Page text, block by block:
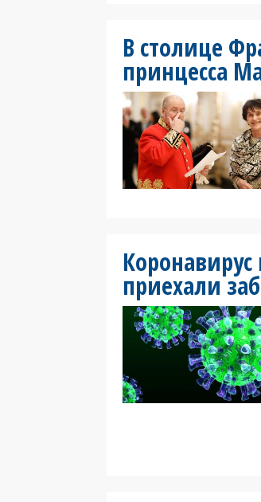
В столице
принцесса
Коронавирус
приехали